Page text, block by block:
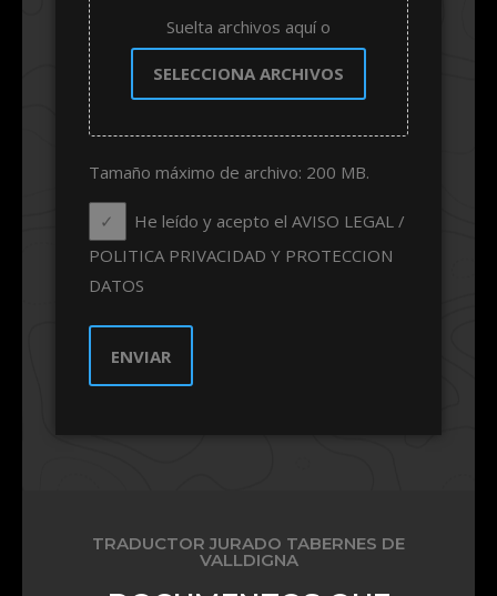
Suelta archivos aquí o
SELECCIONA ARCHIVOS
Tamaño máximo de archivo: 200 MB.
He leído y acepto el AVISO LEGAL /
POLITICA PRIVACIDAD Y PROTECCION
DATOS
TRADUCTOR JURADO TABERNES DE
VALLDIGNA